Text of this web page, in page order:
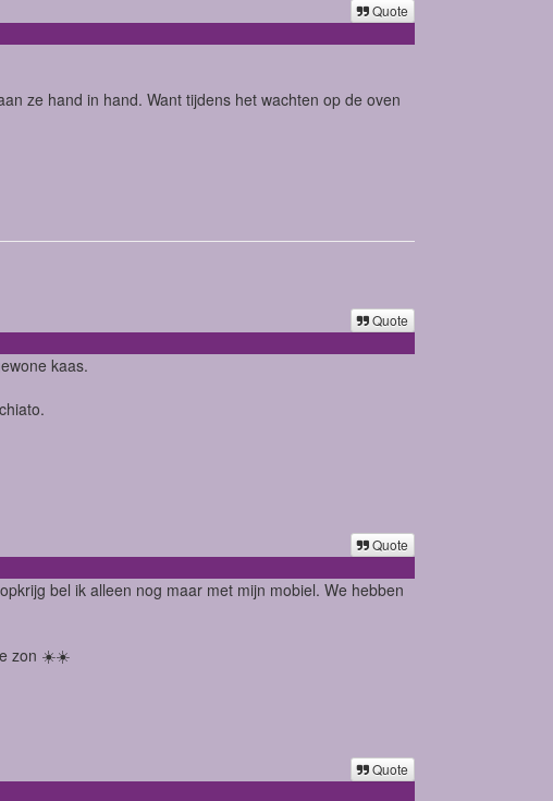
Quote
ze hand in hand. Want tijdens het wachten op de oven
Quote
kaas.
Quote
bel ik alleen nog maar met mijn mobiel. We hebben
zon ☀️☀️
Quote